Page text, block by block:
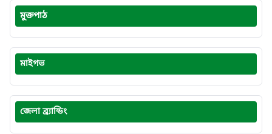
মুক্তপাঠ
মাইগভ
জেলা ব্র্যান্ডিং